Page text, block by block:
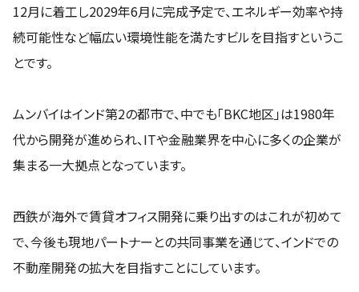
12月に着工し2029年6月に完成予定で、エネルギー効率や持
続可能性など幅広い環境性能を満たすビルを目指すというこ
とです。
ムンバイはインド第2の都市で、中でも「BKC地区」は1980年
代から開発が進められ、ITや金融業界を中心に多くの企業が
集まる一大拠点となっています。
西鉄が海外で賃貸オフィス開発に乗り出すのはこれが初めて
で、今後も現地パートナーとの共同事業を通じて、インドでの
不動産開発の拡大を目指すことにしています。